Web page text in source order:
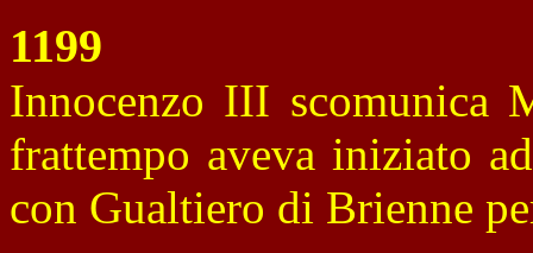
1199
Innocenzo III scomunica
frattempo aveva iniziato
con Gualtiero di Brienne